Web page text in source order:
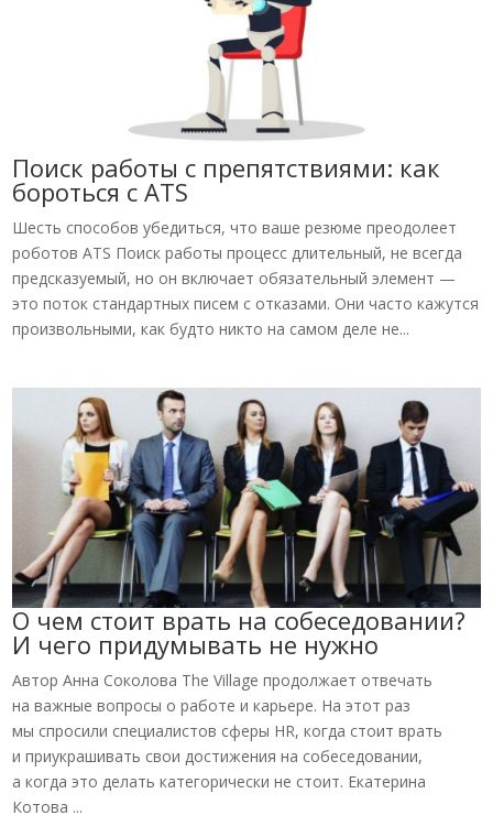
Поиск работы с препятствиями: как
бороться с ATS
Шесть способов убедиться, что ваше резюме преодолеет
роботов ATS Поиск работы процесс длительный, не всегда
предсказуемый, но он включает обязательный элемент —
это поток стандартных писем с отказами. Они часто кажутся
произвольными, как будто никто на самом деле не...
О чем стоит врать на собеседовании?
И чего придумывать не нужно
Автор Анна Соколова The Village продолжает отвечать
на важные вопросы о работе и карьере. На этот раз
мы спросили специалистов сферы HR, когда стоит врать
и приукрашивать свои достижения на собеседовании,
а когда это делать категорически не стоит. Екатерина
Котова ...